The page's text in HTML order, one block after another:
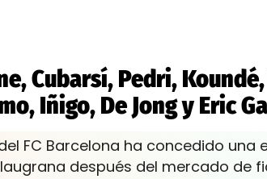
Cubarsí, Pedri,
Iñigo, De Jong y Eric
FC Barcelona ha concedido una
después del mercado de